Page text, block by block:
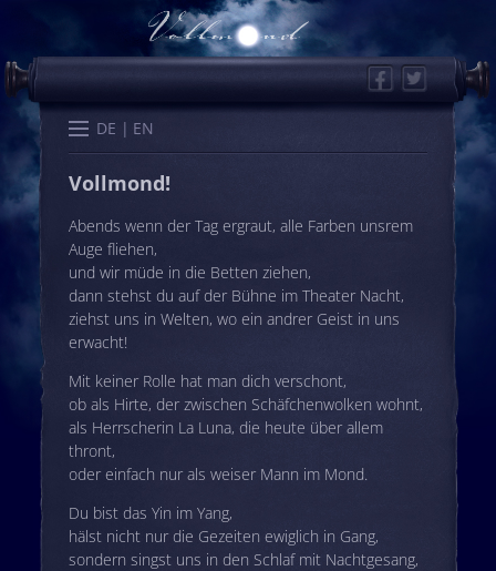
FacebookTwitter
DE EN
Start Kalender Karten
Vollmond!
Abends wenn der Tag ergraut, alle Farben unsrem
Auge fliehen,
und wir müde in die Betten ziehen,
dann stehst du auf der Bühne im Theater Nacht,
ziehst uns in Welten, wo ein andrer Geist in uns
erwacht!
Mit keiner Rolle hat man dich verschont,
ob als Hirte, der zwischen Schäfchenwolken wohnt,
als Herrscherin La Luna, die heute über allem
thront,
oder einfach nur als weiser Mann im Mond.
Du bist das Yin im Yang,
hälst nicht nur die Gezeiten ewiglich in Gang,
sondern singst uns in den Schlaf mit Nachtgesang,